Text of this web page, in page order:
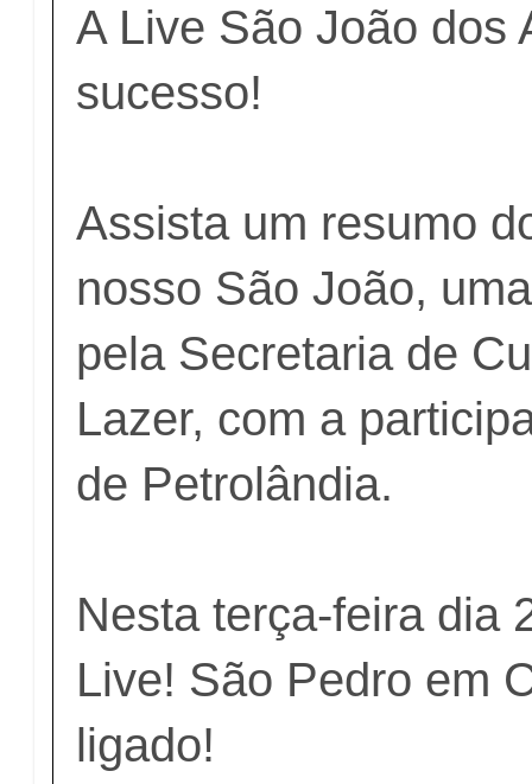
A Live São João dos
sucesso!
Assista um resumo
nosso São João,
pela Secretaria de
Lazer, com a
de Petrolândia.
Nesta terça-feira dia
Live! São Pedro em
ligado!